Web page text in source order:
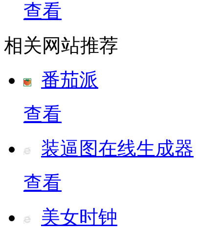
查看
相关网站推荐
番茄派
查看
装逼图在线生成器
查看
美女时钟